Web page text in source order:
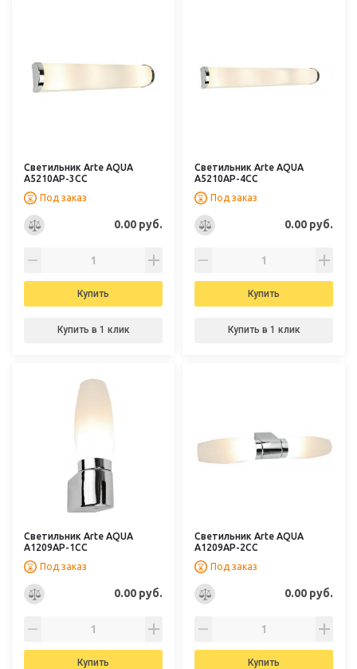
Светильник Arte AQUA
A5210AP-3CC
Под заказ
0.00 руб.
Купить
Купить в 1 клик
Светильник Arte AQUA
A5210AP-4CC
Под заказ
0.00 руб.
Купить
Купить в 1 клик
Светильник Arte AQUA
A1209AP-1CC
Под заказ
0.00 руб.
Купить
Светильник Arte AQUA
A1209AP-2CC
Под заказ
0.00 руб.
Купить